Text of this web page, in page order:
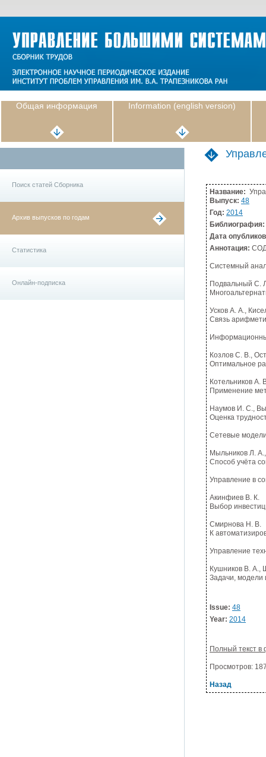
Общая информация Information (english version)
Поиск статей Сборника
Архив выпусков по годам
Статистика
Онлайн-подписка
Название:
Выпуск: 48
Год: 2014
Библиография:
Дата
Аннотация:
Системный
Подвальный С.
Усков А. А.,
Связь
Козлов С. В.,
Оптимальное
Котельников А.
Применение
Наумов И. С.,
Оценка
Сетевые
Мыльников Л.
Способ учёта
Управление в
Акинфиев В. К.
Выбор
Смирнова Н. В.
К
Управление
Кушников В. А.,
Задачи, модели
Issue: 48
Year: 2014
Полный текст
Просмотров:
Назад